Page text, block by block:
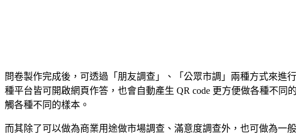
問卷製作完成後，可透過「朋友調查」、「公眾市調」兩種方式來進
種平台皆可開啟網頁作答，也會自動產生 QR code 更方便做各種不
觸各種不同的樣本。
而其除了可以做為商業用途做市場調查、滿意度調查外，也可做為